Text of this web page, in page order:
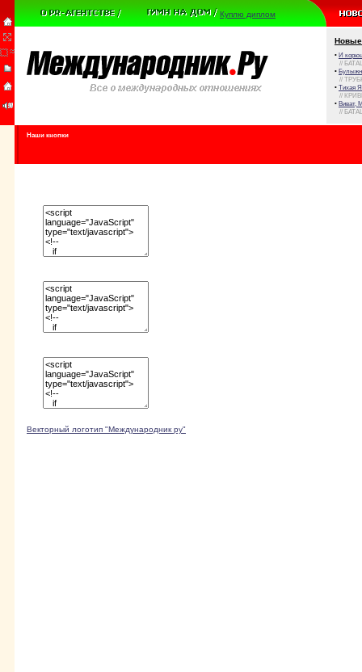
Куплю диплом
Новые
• И
//
•
//
• Тихая
//
• Виват,
//
Наши кнопки
Векторный логотип "Международник ру"